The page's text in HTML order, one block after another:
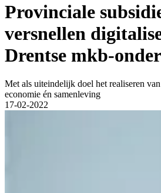
Provinciale
versnellen
Drentse mkb-
Met als uiteindelijk doel het realiseren
economie én samenleving
17-02-2022